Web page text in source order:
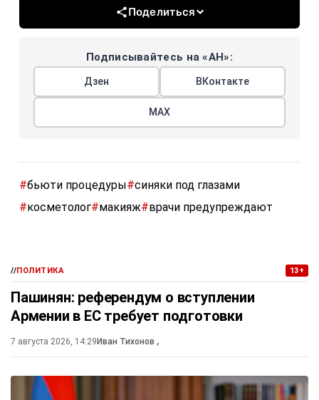
Поделиться
Подписывайтесь на «АН»:
Дзен ВКонтакте
МАХ
#бьюти процедуры#синяки под глазами
#косметолог#макияж#врачи предупреждают
//ПОЛИТИКА 13+
Пашинян: референдум о вступлении
Армении в ЕС требует подготовки
7 августа 2026, 14:29 Иван Тихонов ,